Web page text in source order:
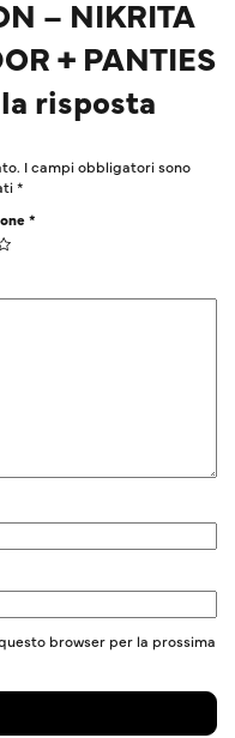
– NIKRITA
+ PANTIES
risposta
I campi obbligatori sono
*
*
browser per la prossima